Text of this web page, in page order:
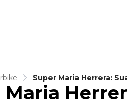
Super Maria Herrera: